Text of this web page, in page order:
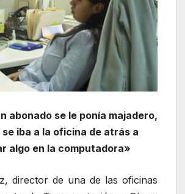
abonado se le ponía majadero,
se iba a la oficina de atrás a
algo en la computadora»
director de una de las oficinas